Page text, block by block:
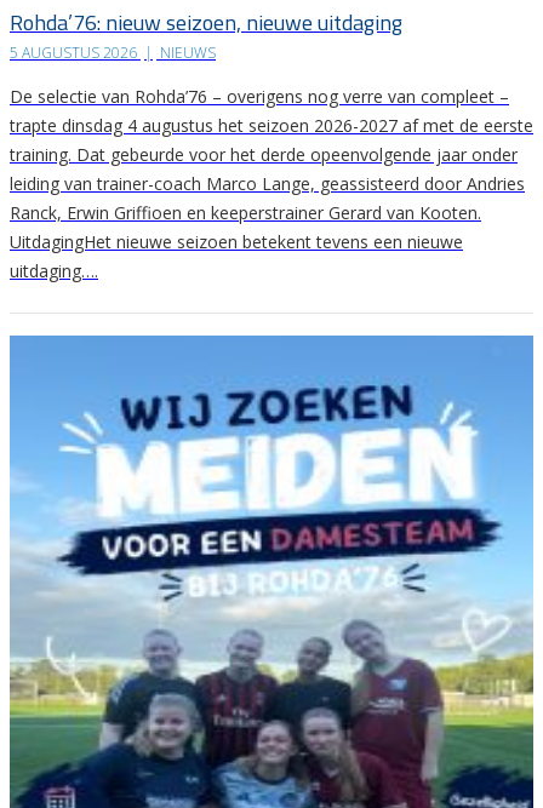
Rohda’76: nieuw seizoen, nieuwe uitdaging
5 AUGUSTUS 2026 | NIEUWS
De selectie van Rohda’76 – overigens nog verre van compleet –
trapte dinsdag 4 augustus het seizoen 2026-2027 af met de eerste
training. Dat gebeurde voor het derde opeenvolgende jaar onder
leiding van trainer-coach Marco Lange, geassisteerd door Andries
Ranck, Erwin Griffioen en keeperstrainer Gerard van Kooten.
UitdagingHet nieuwe seizoen betekent tevens een nieuwe
uitdaging….